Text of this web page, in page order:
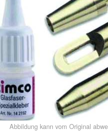
Abbildung kann vom Original